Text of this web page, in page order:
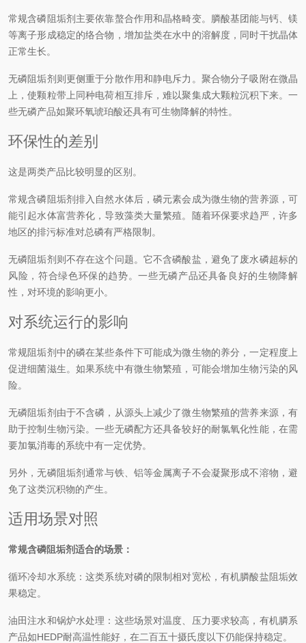
常规含磷阻垢剂主要依靠螯合作用和晶格畸变。膦酸基团能与钙、镁
等离子形成稳定的络合物，增加盐类在水中的溶解度，同时干扰晶体
正常生长。
无磷阻垢剂则更侧重于分散作用和静电斥力。聚合物分子吸附在微晶
上，使颗粒带上同种电荷相互排斥，难以聚集成大颗粒沉积下来。一
些无磷产品如聚环氧琥珀酸还具有可生物降解的特性。
环保性的差别
这是两类产品比较明显的区别。
常规含磷阻垢剂排入自然水体后，磷元素会成为微生物的营养源，可
能引起水体富营养化，导致藻类大量繁殖。随着环保要求趋严，许多
地区的排污标准对总磷有严格限制。
无磷阻垢剂则不存在这个问题。它不含磷酸盐，避免了废水磷超标的
风险，符合绿色环保的趋势。一些无磷产品还具备良好的生物降解
性，对环境的影响更小。
对系统运行的影响
常规阻垢剂中的磷在某些条件下可能成为微生物的养分，一定程度上
促进细菌滋生。如果系统中有微生物繁殖，可能会增加生物污染的风
险。
无磷阻垢剂由于不含磷，从源头上减少了微生物繁殖的营养来源，有
助于控制生物污染。一些无磷配方还具备较好的耐氯氧化性能，在需
要加氯消毒的系统中有一定优势。
另外，无磷阻垢剂通常与铁、铝等金属离子不会凝聚形成不溶物，避
免了这类沉积物的产生。
适用场景对照
常规含磷阻垢剂适合的场景：
循环冷却水系统：这类系统对磷的限制相对宽松，有机膦酸盐阻垢效
果稳定。
油田注水和锅炉水处理：这些场景对温度、压力要求较高，有机膦系
产品如HEDP耐高温性能好，在二百五十摄氏度以下仍能保持稳定。